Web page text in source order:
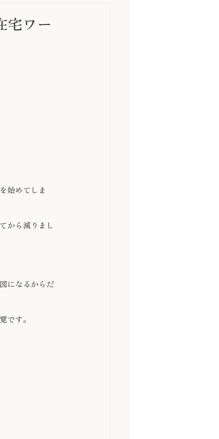
宅ワー
始めてしま
から減りまし
になるからだ
です。